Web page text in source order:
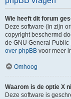
Wie heeft dit forum
Deze software (in zijn
copyright beschermd
de GNU General
over phpBB voor meer
Omhoog
Waarom is de optie X
Deze software is